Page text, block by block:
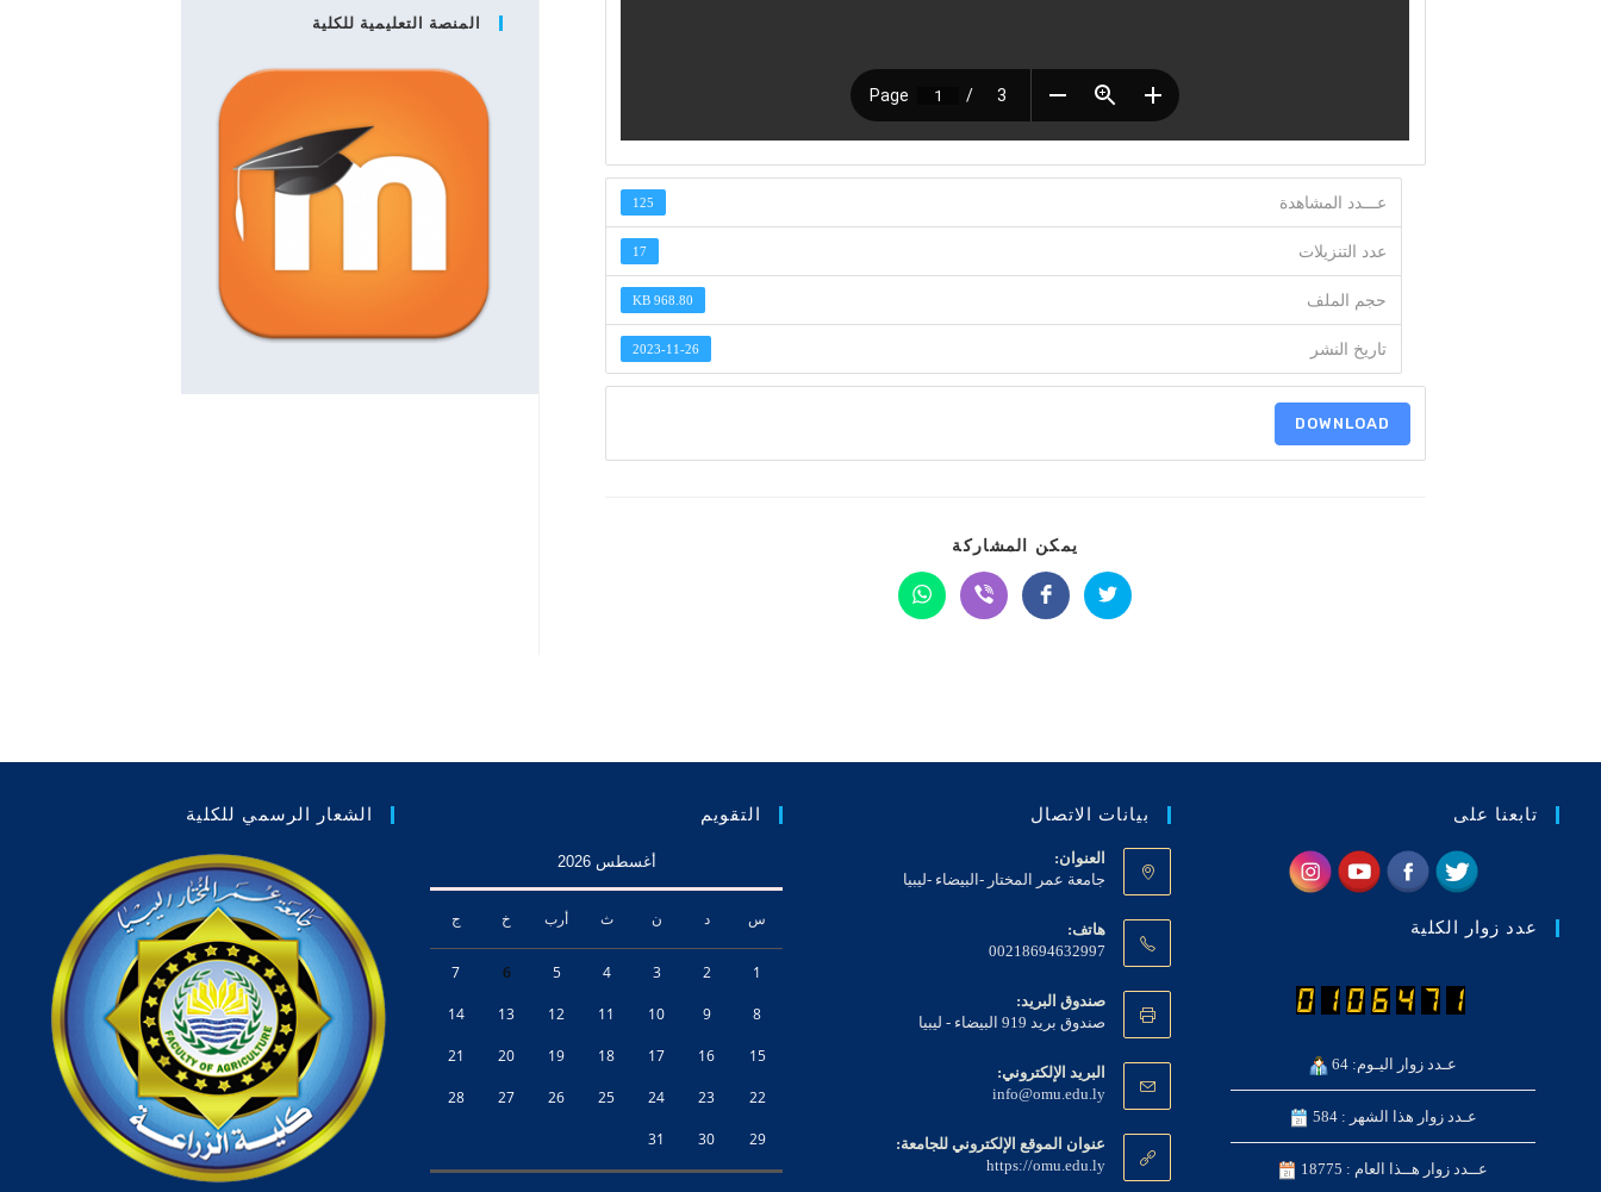
عـــدد المشاهدة 125
عدد التنزيلات 17
حجم الملف 968.80 KB
تاريخ النشر 2023-11-26
DOWNLOAD
يمكن المشاركةSHARE
THIS
CONTENT
Opens
in
Opens
in
Opens
in
Opens
in
المنصة التعليمية للكلية
تابعنا على
عدد زوار الكلية
عـدد زوار اليـوم: 64
عـدد زوار هذا الشهر : 584
عــدد زوار هــذا العام : 18775
بيانات الاتصال
العنوان:
جامعة عمر المختار -البيضاء -ليبيا
هاتف:
00218694632997
صندوق البريد:
صندوق بريد 919 البيضاء - ليبيا
البريد الإلكتروني:
info@omu.edu.ly
Opens
your
application
عنوان الموقع الإلكتروني للجامعة:
https://omu.edu.ly
التقويم
أغسطس 2026
س د ن ث أرب خ ج
1
2
3
4
5
6
7
8
9
10
11
12
13
14
15
16
17
18
19
20
21
22
23
24
25
26
27
28
29
30
31
الشعار الرسمي للكلية